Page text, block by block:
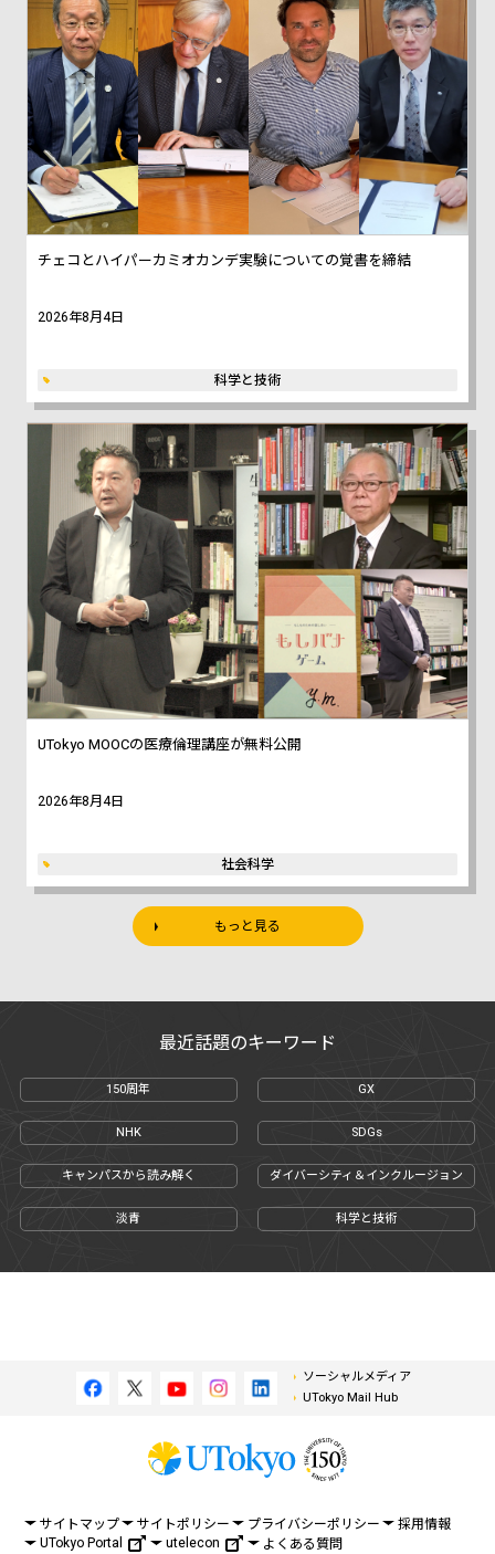
チェコとハイパーカミオカンデ実験についての覚書を締結
2026年8月4日
科学と技術
UTokyo MOOCの医療倫理講座が無料公開
2026年8月4日
社会科学
もっと見る
最近話題のキーワード
150周年 GX
NHK SDGs
キャンパスから読み解く ダイバーシティ＆インクルージョン
淡青 科学と技術
ソーシャルメディア
UTokyo Mail Hub
サイトマップ サイトポリシー プライバシーポリシー
採用情報
UTokyo Portal
utelecon よくある質問